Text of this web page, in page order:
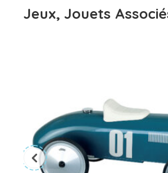
Jeux, Jouets